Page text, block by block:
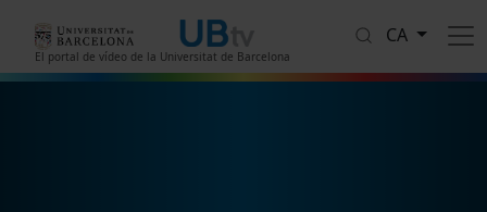
El portal de vídeo de la Universitat de Barcelona
CA